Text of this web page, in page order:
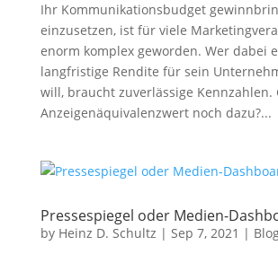
Ihr Kommunikationsbudget
einzusetzen, ist für viele
enorm komplex geworden. Wer dabei
langfristige Rendite für sein
will, braucht zuverlässige Kennzahlen.
Anzeigenäquivalenzwert noch dazu?...
Pressespiegel oder Medien-
by Heinz D. Schultz | Sep 7, 2021 |